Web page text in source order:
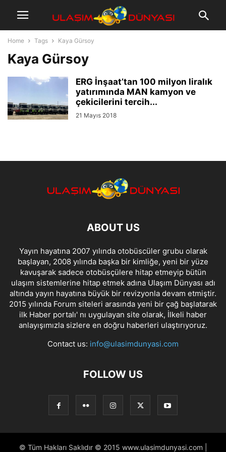
Home Tags Kaya Gürsoy
Kaya Gürsoy
ERG İnşaat’tan 100 milyon liralık
yatırımında MAN kamyon ve
çekicilerini tercih...
21 Mayıs 2018
ABOUT US
Yayın hayatına 2007 yılında otobüscüler grubu olarak
başlayan, 2008 yılında başka bir kimliğe, yeni bir yüze
kavuşarak sadece otobüsçülere hitap etmeyip bütün
ulaşım sistemlerine hitap etmek adına Ulaşım Dünyası adı
altında yayın hayatına büyük bir revizyonla devam etmiştir.
2015 yılında Forum siteleri arasında yeni bir çağ başlatarak
ilk Haber portalı' nı uygulayan site olarak, İlkeli haber
anlayışımızla sizlere en doğru haberleri ulaştırıyoruz.
Contact us: info@ulasimdunyasi.com
FOLLOW US
© Tüm Hakları Saklıdır © 2015 www.ulasimdunyasi.com |